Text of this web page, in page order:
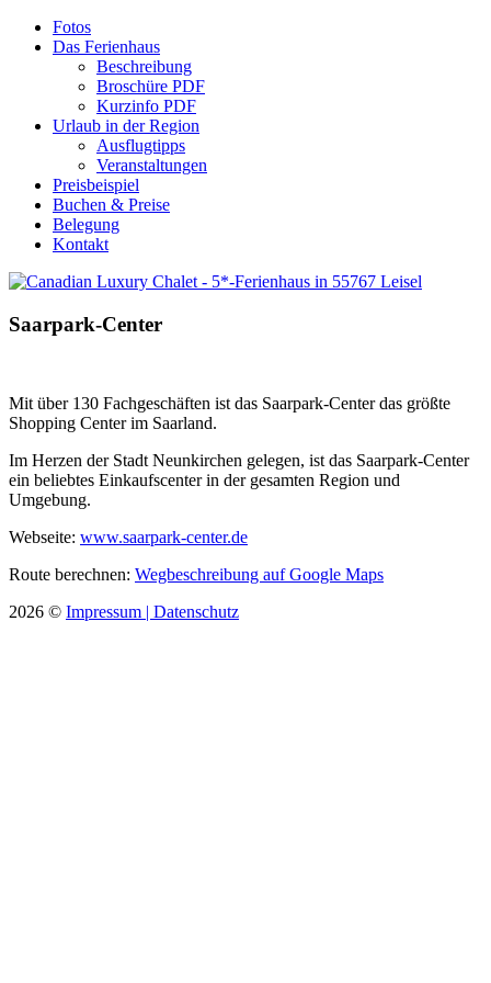
Fotos
Das Ferienhaus
Beschreibung
Broschüre PDF
Kurzinfo PDF
Urlaub in der Region
Ausflugtipps
Veranstaltungen
Preisbeispiel
Buchen & Preise
Belegung
Kontakt
Saarpark-Center
Mit über 130 Fachgeschäften ist das Saarpark-Center das größte
Shopping Center im Saarland.
Im Herzen der Stadt Neunkirchen gelegen, ist das Saarpark-Center
ein beliebtes Einkaufscenter in der gesamten Region und
Umgebung.
Webseite: www.saarpark-center.de
Route berechnen: Wegbeschreibung auf Google Maps
2026 © Impressum | Datenschutz